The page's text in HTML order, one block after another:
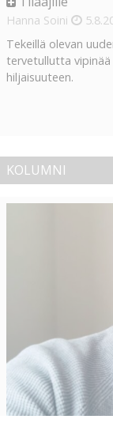
Hanna Soini
Tekeillä olevan
tervetullutta vipinää
hiljaisuuteen.
KOLUMNI